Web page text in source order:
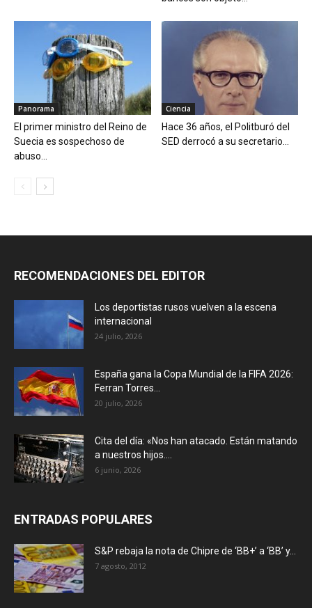
Panorama
El primer ministro del Reino de
Suecia es sospechoso de
abuso...
Ciencia
Hace 36 años, el Politburó del
SED derrocó a su secretario...
RECOMENDACIONES DEL EDITOR
Los deportistas rusos vuelven a la escena
internacional
24 julio, 2026
España gana la Copa Mundial de la FIFA 2026:
Ferran Torres...
20 julio, 2026
Cita del día: «Nos han atacado. Están matando
a nuestros hijos....
6 junio, 2026
ENTRADAS POPULARES
S&P rebaja la nota de Chipre de ‘BB+’ a ‘ВВ’ y...
7 agosto, 2012